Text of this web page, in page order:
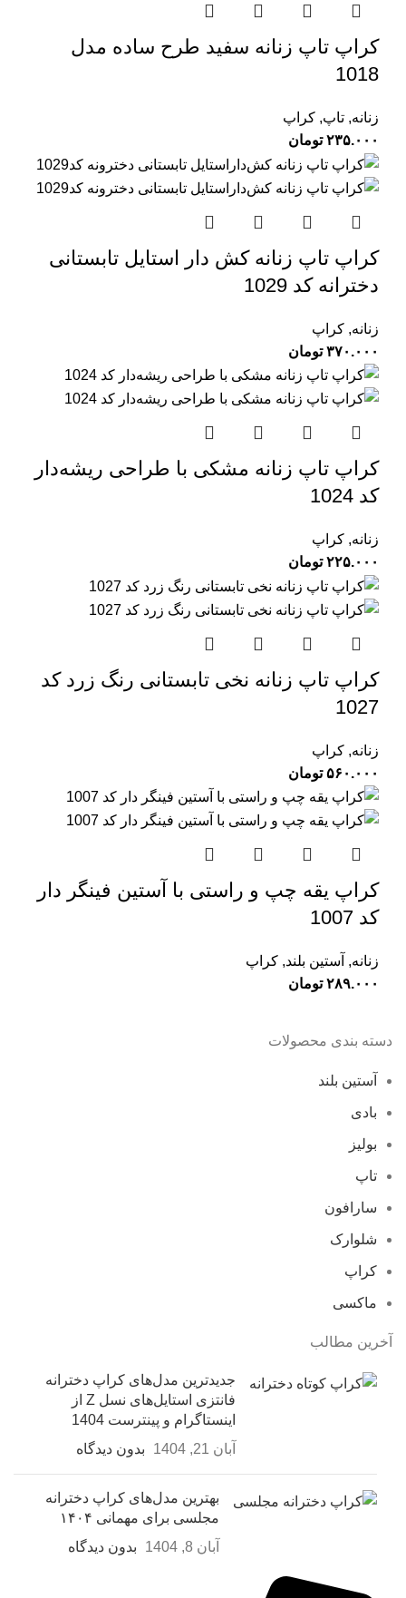
کراپ تاپ زنانه سفید طرح ساده مدل
1018
زنانه, تاپ, کراپ
۲۳۵.۰۰۰ تومان
کراپ تاپ زنانه کش‌ دار استایل تابستانی
دخترانه کد 1029
زنانه, کراپ
۳۷۰.۰۰۰ تومان
کراپ تاپ زنانه مشکی با طراحی ریشه‌دار
کد 1024
زنانه, کراپ
۲۲۵.۰۰۰ تومان
کراپ تاپ زنانه نخی تابستانی رنگ زرد کد
1027
زنانه, کراپ
۵۶۰.۰۰۰ تومان
کراپ یقه چپ و راستی با آستین فینگر دار
کد 1007
زنانه, آستین بلند, کراپ
۲۸۹.۰۰۰ تومان
دسته بندی محصولات
آستین بلند
بادی
بولیز
تاپ
سارافون
شلوارک
کراپ
ماکسی
آخرین مطالب
جدیدترین مدل‌های کراپ دخترانه
فانتزی استایل‌های نسل Z از
اینستاگرام و پینترست 1404
آبان 21, 1404
بدون دیدگاه
بهترین مدل‌های کراپ دخترانه
مجلسی برای مهمانی ۱۴۰۴
آبان 8, 1404
بدون دیدگاه